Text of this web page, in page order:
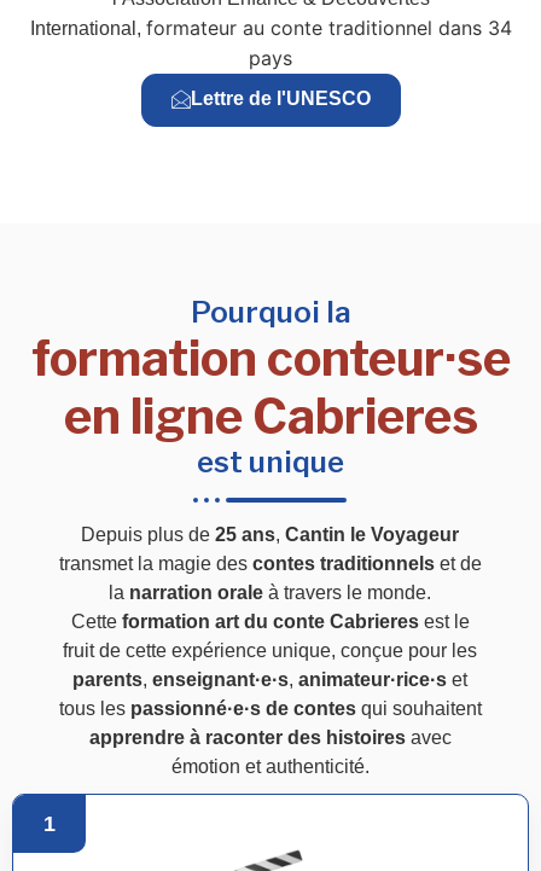
International, formateur au conte traditionnel dans 34
pays
Lettre de l'UNESCO
Pourquoi la
formation conteur·se
en ligne Cabrieres
est unique
Depuis plus de25 ans,Cantin le Voyageur
transmet la magie des contes traditionnelset de
la narration orale à travers le monde.
Cette formation art du conte Cabrieresest le
fruit de cette expérience unique, conçue pour les
parents,enseignant·e·s,animateur·rice·s et
tous les passionné·e·s de contesqui souhaitent
apprendre à raconter des histoiresavec
émotion et authenticité.
1